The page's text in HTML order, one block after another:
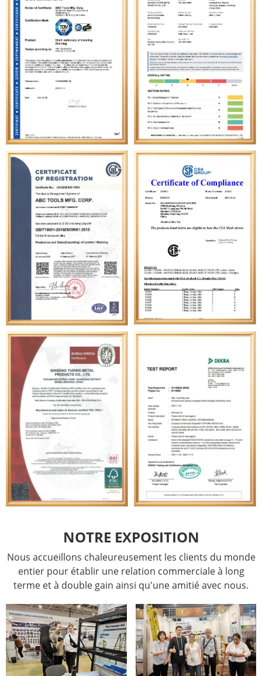
NOTRE EXPOSITION
Nous accueillons chaleureusement les clients du monde
entier pour établir une relation commerciale à long
terme et à double gain ainsi qu'une amitié avec nous.